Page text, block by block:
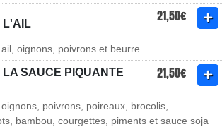
L'AIL 21,50€
oignons, poivrons et beurre
SAUCE PIQUANTE 21,50€
poivrons, poireaux, brocolis,
bambou, courgettes, piments et sauce soja